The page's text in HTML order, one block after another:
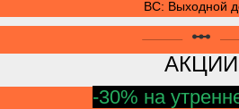
ВС: Выходной
linear_scale
АКЦИИ
-30% на